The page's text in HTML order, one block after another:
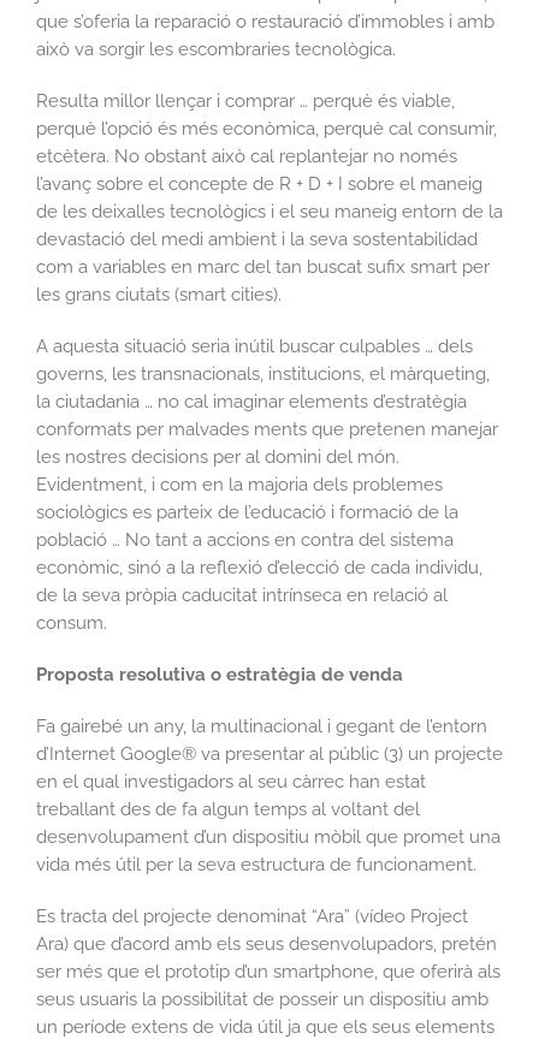
que s’oferia la reparació o restauració d’immobles i amb
això va sorgir les escombraries tecnològica.
Resulta millor llençar i comprar … perquè és viable,
perquè l’opció és més econòmica, perquè cal consumir,
etcètera. No obstant això cal replantejar no només
l’avanç sobre el concepte de R + D + I sobre el maneig
de les deixalles tecnològics i el seu maneig entorn de la
devastació del medi ambient i la seva sostentabilidad
com a variables en marc del tan buscat sufix smart per
les grans ciutats (smart cities).
A aquesta situació seria inútil buscar culpables … dels
governs, les transnacionals, institucions, el màrqueting,
la ciutadania … no cal imaginar elements d’estratègia
conformats per malvades ments que pretenen manejar
les nostres decisions per al domini del món.
Evidentment, i com en la majoria dels problemes
sociològics es parteix de l’educació i formació de la
població … No tant a accions en contra del sistema
econòmic, sinó a la reflexió d’elecció de cada individu,
de la seva pròpia caducitat intrínseca en relació al
consum.
Proposta resolutiva o estratègia de venda
Fa gairebé un any, la multinacional i gegant de l’entorn
d’Internet Google® va presentar al públic (3) un projecte
en el qual investigadors al seu càrrec han estat
treballant des de fa algun temps al voltant del
desenvolupament d’un dispositiu mòbil que promet una
vida més útil per la seva estructura de funcionament.
Es tracta del projecte denominat “Ara” (vídeo Project
Ara) que d’acord amb els seus desenvolupadors, pretén
ser més que el prototip d’un smartphone, que oferirà als
seus usuaris la possibilitat de posseir un dispositiu amb
un període extens de vida útil ja que els seus elements